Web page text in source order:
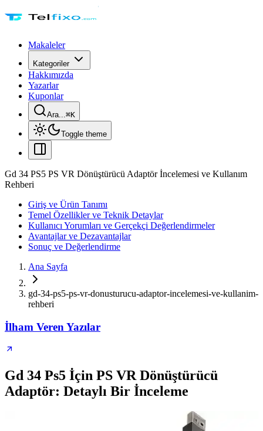
Makaleler
Kategoriler
Hakkımızda
Yazarlar
Kuponlar
Ara...⌘K
Toggle theme
Gd 34 PS5 PS VR Dönüştürücü Adaptör İncelemesi ve Kullanım
Rehberi
Giriş ve Ürün Tanımı
Temel Özellikler ve Teknik Detaylar
Kullanıcı Yorumları ve Gerçekçi Değerlendirmeler
Avantajlar ve Dezavantajlar
Sonuç ve Değerlendirme
Ana Sayfa
gd-34-ps5-ps-vr-donusturucu-adaptor-incelemesi-ve-kullanim-
rehberi
İlham Veren Yazılar
Gd 34 Ps5 İçin PS VR Dönüştürücü
Adaptör: Detaylı Bir İnceleme